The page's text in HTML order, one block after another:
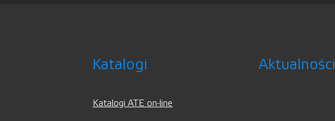
Katalogi
Katalogi ATE on-line
Aktualności